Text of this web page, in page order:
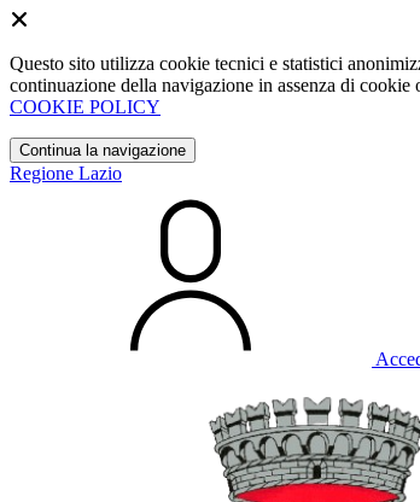
Questo sito utilizza cookie tecnici e statistici
continuazione della navigazione in assenza di
COOKIE POLICY
Continua la navigazione
Regione Lazio